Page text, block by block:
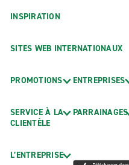
INSPIRATION
SITES WEB INTERNATIONAUX
PROMOTIONS
SERVICE À LA
CLIENTÈLE
L’ENTREPRISE
ENTREPRISES
PARRAINAGES